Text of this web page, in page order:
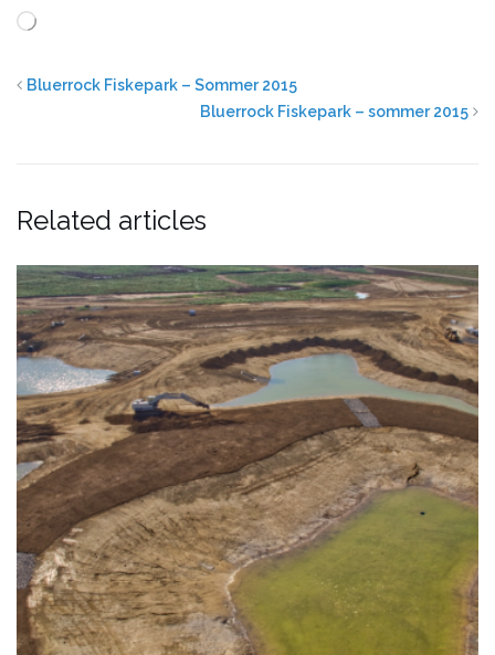
Loading…
Bluerrock Fiskepark – Sommer 2015
Bluerrock Fiskepark – sommer 2015
Related articles